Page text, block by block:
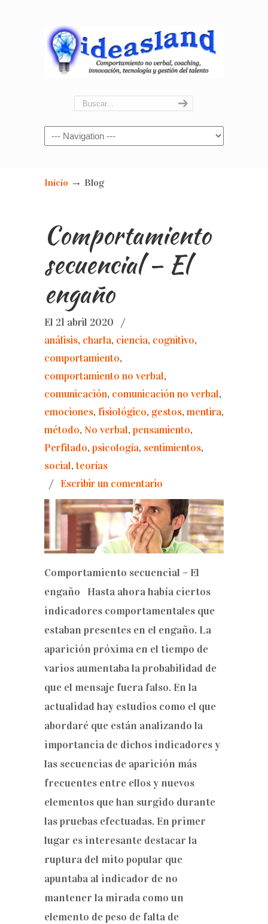
Navigation
Inicio → Blog
Comportamiento
secuencial – El
engaño
El 21 abril 2020
/
análisis, charla, ciencia, cognitivo,
comportamiento,
comportamiento no verbal,
comunicación, comunicación no verbal,
emociones, fisiológico, gestos, mentira,
método, No verbal, pensamiento,
Perfilado, psicología, sentimientos,
social,teorías
/ Escribir un comentario
Comportamiento secuencial – El
engaño Hasta ahora había ciertos
indicadores comportamentales que
estaban presentes en el engaño. La
aparición próxima en el tiempo de
varios aumentaba la probabilidad de
que el mensaje fuera falso. En la
actualidad hay estudios como el que
abordaré que están analizando la
importancia de dichos indicadores y
las secuencias de aparición más
frecuentes entre ellos y nuevos
elementos que han surgido durante
las pruebas efectuadas. En primer
lugar es interesante destacar la
ruptura del mito popular que
apuntaba al indicador de no
mantener la mirada como un
elemento de peso de falta de